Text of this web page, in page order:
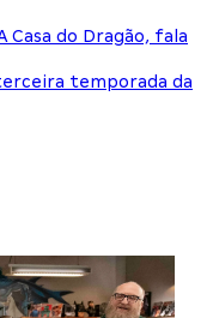
do Dragão, fala
temporada da